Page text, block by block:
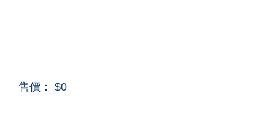
售價： $0